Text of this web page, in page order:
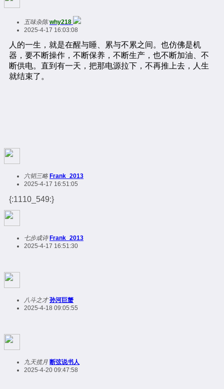
五味杂陈 why218
2025-4-17 16:03:08
六韬三略 Frank_2013
2025-4-17 16:51:05
{:1110_549:}
七步成诗 Frank_2013
2025-4-17 16:51:30
八斗之才 孙河巨蟹
2025-4-18 09:05:55
九天揽月 断弦说书人
2025-4-20 09:47:58